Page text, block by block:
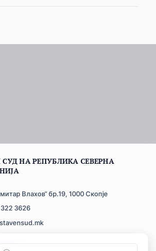
СУД НА РЕПУБЛИКА СЕВЕРНА
Влахов“ бр.19, 1000 Скопје
3626